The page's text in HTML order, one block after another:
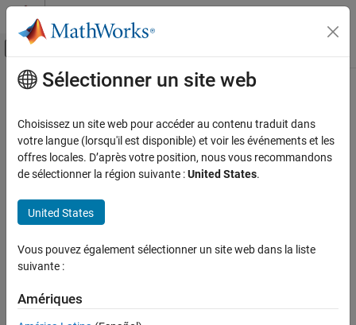
Passer au contenu
Activer/désactiver l'affichage du menu
Accueil de la documentation
Contenu principal
How useful was this information?
Sélectionner un site web
Choisissez un site web pour accéder au contenu traduit dans
votre langue (lorsqu'il est disponible) et voir les événements et les
offres locales. D’après votre position, nous vous recommandons
de sélectionner la région suivante :United States.
United States
Vous pouvez également sélectionner un site web dans la liste
suivante :
Amériques